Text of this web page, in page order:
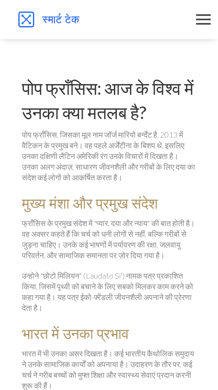
पोप फ्राँसिस: आज के विश्व में
उनका क्या मतलब है?
पोप फ्राँसिस, जिसका मूल नाम जॉर्ज मारियो बर्न्देट है, 2013 में
वैटिकन के प्रमुख बने। वह पहले अर्जेंटीना के बिशप थे, इसलिए
उनका दक्षिणी लैटिन अमेरिकी रंग उनके विचारों में दिखता है।
उनका अलग अंदाज़, साधारण जीवनशैली और गरीबों के लिए दया का
संदेश कई लोगों को आकर्षित करता है।
मुख्य मंशा और प्रमुख संदेश
फ्राँसिस के प्रमुख संदेश में "प्यार, दया और न्याय" की बात होती है।
वह अक्सर कहते हैं कि चर्च को धनी लोगों से नहीं, बल्क‍ि गरीबों से
जुड़ना चाहिए। उनके कई भाषणों में पर्यावरण की रक्षा, जलवायु
परिवर्तन, और सामाजिक समानता पर ज़ोर दिया गया है।
उन्होने "छोटो मिलियन" (Laudato Si') नामक पत्र प्रकाशित
किया, जिसमें पृथ्वी को बचाने के लिए सबको मिलकर काम करने को
कहा गया है। यह पत्र ईको-फ़्रेंडली जीवनशैली अपनाने की प्रेरणा
देता है।
भारत में उनका प्रभाव
भारत में भी उनका असर दिखता है। कई भारतीय कैथोलिक समुदाय
ने उनके सामाजिक कार्यों को अपनाया है। उदाहरण के तौर पर, कई
चर्च ने गरीब बच्चों को मुफ्त शिक्षा और स्वास्थ्य सेवाएं प्रदान करनी
शुरू की हैं।